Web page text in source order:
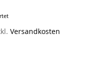
Versandkosten